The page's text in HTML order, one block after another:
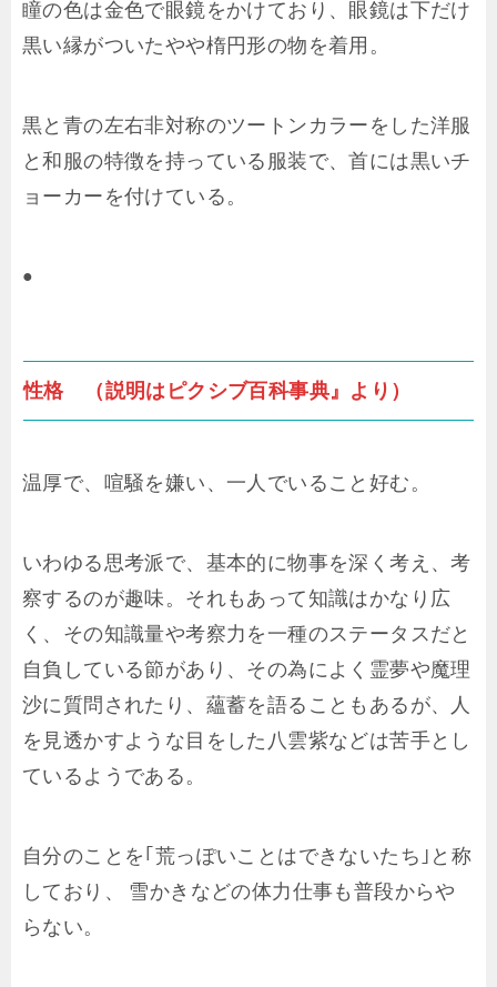
瞳の色は金色で眼鏡をかけており、眼鏡は下だけ
黒い縁がついたやや楕円形の物を着用。
黒と青の左右非対称のツートンカラーをした洋服
と和服の特徴を持っている服装で、首には黒いチ
ョーカーを付けている。
●
性格 （説明はピクシブ百科事典』より）
温厚で、喧騒を嫌い、一人でいること好む。
いわゆる思考派で、基本的に物事を深く考え、考
察するのが趣味。それもあって知識はかなり広
く、その知識量や考察力を一種のステータスだと
自負している節があり、その為によく霊夢や魔理
沙に質問されたり、蘊蓄を語ることもあるが、人
を見透かすような目をした八雲紫などは苦手とし
ているようである。
自分のことを｢荒っぽいことはできないたち｣と称
しており、 雪かきなどの体力仕事も普段からや
らない。